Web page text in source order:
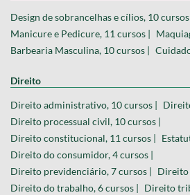
Design de sobrancelhas e cílios, 10 cursos |
Manicure e Pedicure, 11 cursos |
Barbearia Masculina, 10 cursos |
Direito
Direito administrativo, 10 cursos |
Direito processual civil, 10 cursos |
Direito constitucional, 11 cursos |
Direito do consumidor, 4 cursos |
Direito previdenciário, 7 cursos |
Direito
Direito do trabalho, 6 cursos |
Direito